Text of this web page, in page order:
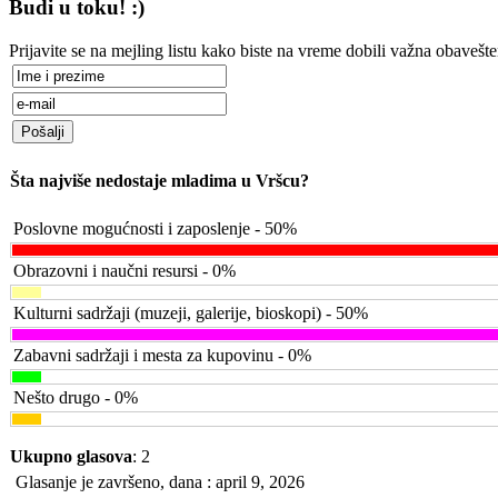
Budi u toku! :)
Prijavite se na mejling listu kako biste na vreme dobili važna
Šta najviše nedostaje mladima u Vršcu?
Poslovne mogućnosti i zaposlenje - 50%
Obrazovni i naučni resursi - 0%
Kulturni sadržaji (muzeji, galerije, bioskopi) - 50%
Zabavni sadržaji i mesta za kupovinu - 0%
Nešto drugo - 0%
Ukupno glasova: 2
Glasanje je završeno, dana : april 9, 2026